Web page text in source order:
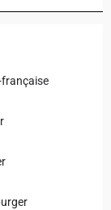
française